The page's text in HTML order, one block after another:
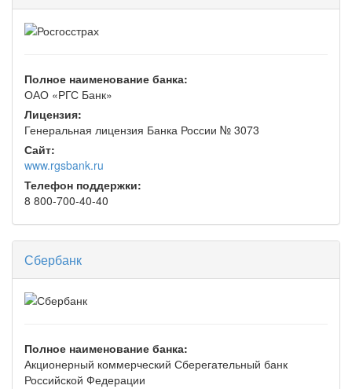
Полное наименование банка:
ОАО «РГС Банк»
Лицензия:
Генеральная лицензия Банка России № 3073
Сайт:
www.rgsbank.ru
Телефон поддержки:
8 800-700-40-40
Сбербанк
Полное наименование банка:
Акционерный коммерческий Сберегательный банк
Российской Федерации